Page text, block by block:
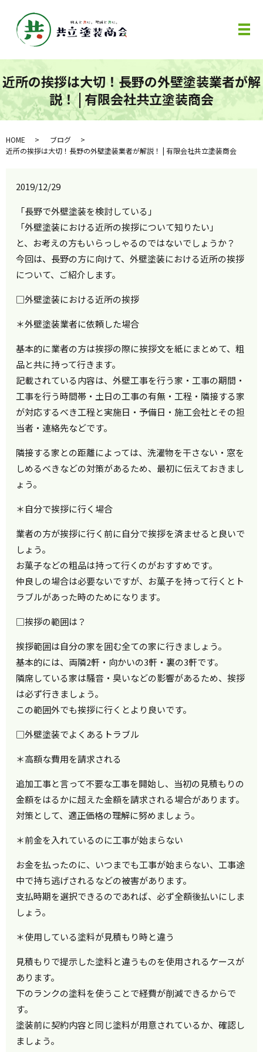
メ
近所の挨拶は大切！長野の外壁塗装業者が解
説！ | 有限会社共立塗装商会
HOME
ブログ
近所の挨拶は大切！長野の外壁塗装業者が解説！ | 有限会社共立塗装商会
2019/12/29
「長野で外壁塗装を検討している」
「外壁塗装における近所の挨拶について知りたい」
と、お考えの方もいらっしゃるのではないでしょうか？
今回は、長野の方に向けて、外壁塗装における近所の挨拶
について、ご紹介します。
□外壁塗装における近所の挨拶
＊外壁塗装業者に依頼した場合
基本的に業者の方は挨拶の際に挨拶文を紙にまとめて、粗
品と共に持って行きます。
記載されている内容は、外壁工事を行う家・工事の期間・
工事を行う時間帯・土日の工事の有無・工程・隣接する家
が対応するべき工程と実施日・予備日・施工会社とその担
当者・連絡先などです。
隣接する家との距離によっては、洗濯物を干さない・窓を
しめるべきなどの対策があるため、最初に伝えておきまし
ょう。
＊自分で挨拶に行く場合
業者の方が挨拶に行く前に自分で挨拶を済ませると良いで
しょう。
お菓子などの粗品は持って行くのがおすすめです。
仲良しの場合は必要ないですが、お菓子を持って行くとト
ラブルがあった時のためになります。
□挨拶の範囲は？
挨拶範囲は自分の家を囲む全ての家に行きましょう。
基本的には、両隣2軒・向かいの3軒・裏の3軒です。
隣席している家は騒音・臭いなどの影響があるため、挨拶
は必ず行きましょう。
この範囲外でも挨拶に行くとより良いです。
□外壁塗装でよくあるトラブル
＊高額な費用を請求される
追加工事と言って不要な工事を開始し、当初の見積もりの
金額をはるかに超えた金額を請求される場合があります。
対策として、適正価格の理解に努めましょう。
＊前金を入れているのに工事が始まらない
お金を払ったのに、いつまでも工事が始まらない、工事途
中で持ち逃げされるなどの被害があります。
支払時期を選択できるのであれば、必ず全額後払いにしま
しょう。
＊使用している塗料が見積もり時と違う
見積もりで提示した塗料と違うものを使用されるケースが
あります。
下のランクの塗料を使うことで経費が削減できるからで
す。
塗装前に契約内容と同じ塗料が用意されているか、確認し
ましょう。